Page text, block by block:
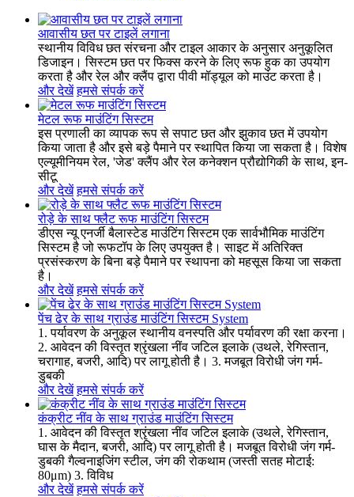
आवासीय छत पर टाइलें लगाना
स्थानीय विविध छत संरचना और टाइल आकार के अनुसार अनुकूलित
डिजाइन। सिस्टम छत पर फिक्स करने के लिए रूफ हुक का उपयोग
करता है और रेल और क्लैंप द्वारा पीवी मॉड्यूल को माउंट करता है।
और देखें हमसे संपर्क करें
मेटल रूफ माउंटिंग सिस्टम
इस प्रणाली का व्यापक रूप से सपाट छत और झुकाव छत में उपयोग
किया जाता है और इसे बड़े पैमाने पर स्थापित किया जा सकता है। विशेष
एल्यूमीनियम रेल, 'जेड' क्लैंप और रेल कनेक्शन प्रौद्योगिकी के साथ, इन-
सीटू
और देखें हमसे संपर्क करें
रोड़े के साथ फ्लैट रूफ माउंटिंग सिस्टम
डीएस न्यू एनर्जी बैलास्टेड माउंटिंग सिस्टम एक सार्वभौमिक माउंटिंग
सिस्टम है जो रूफटॉप के लिए उपयुक्त है। साइट में अतिरिक्त
प्रसंस्करण के बिना बड़े पैमाने पर स्थापना को महसूस किया जा सकता
है।
और देखें हमसे संपर्क करें
पेंच ढेर के साथ ग्राउंड माउंटिंग सिस्टम System
1. पर्यावरण के अनुकूल स्थानीय वनस्पति और पर्यावरण की रक्षा करना।
2. आवेदन की विस्तृत श्रृंखला नींव जटिल इलाके (उथले, रेगिस्तान,
चरागाह, बजरी, आदि) पर लागू होती है। 3. मजबूत विरोधी जंग गर्म-
डुबकी
और देखें हमसे संपर्क करें
कंक्रीट नींव के साथ ग्राउंड माउंटिंग सिस्टम
1. आवेदन की विस्तृत श्रृंखला नींव जटिल इलाके (उथले, रेगिस्तान,
घास के मैदान, बजरी, आदि) पर लागू होती है। मजबूत विरोधी जंग गर्म-
डुबकी गैल्वनाइजिंग स्टील, जंग की रोकथाम (जस्ती सतह मोटाई:
80μm) 3. विविध
और देखें हमसे संपर्क करें